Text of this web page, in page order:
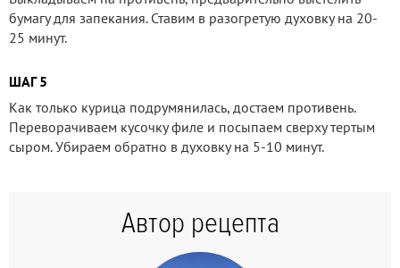
бумагу для запекания. Ставим в разогретую духовку на 20-
25 минут.
ШАГ 5
Как только курица подрумянилась, достаем противень.
Переворачиваем кусочку филе и посыпаем сверху тертым
сыром. Убираем обратно в духовку на 5-10 минут.
Автор рецепта